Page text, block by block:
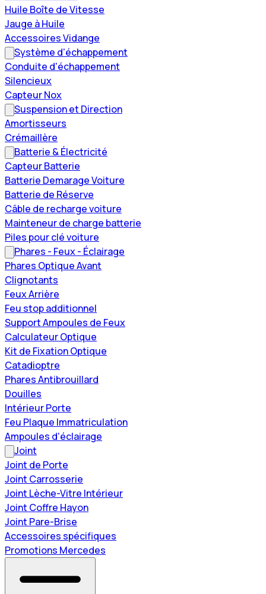
Huile Boîte de Vitesse
Jauge à Huile
Accessoires Vidange
Système d'échappement
Conduite d'échappement
Silencieux
Capteur Nox
Suspension et Direction
Amortisseurs
Crémaillère
Batterie & Électricité
Capteur Batterie
Batterie Demarage Voiture
Batterie de Réserve
Câble de recharge voiture
Mainteneur de charge batterie
Piles pour clé voiture
Phares - Feux - Éclairage
Phares Optique Avant
Clignotants
Feux Arrière
Feu stop additionnel
Support Ampoules de Feux
Calculateur Optique
Kit de Fixation Optique
Catadioptre
Phares Antibrouillard
Douilles
Intérieur Porte
Feu Plaque Immatriculation
Ampoules d'éclairage
Joint
Joint de Porte
Joint Carrosserie
Joint Lèche-Vitre Intérieur
Joint Coffre Hayon
Joint Pare-Brise
Accessoires spécifiques
Promotions Mercedes